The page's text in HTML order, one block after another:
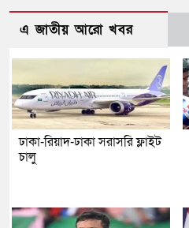
এ জাতীয় আরো খবর
ঢাকা-রিয়াদ-ঢাকা সরাসরি ফ্লাইট
চালু